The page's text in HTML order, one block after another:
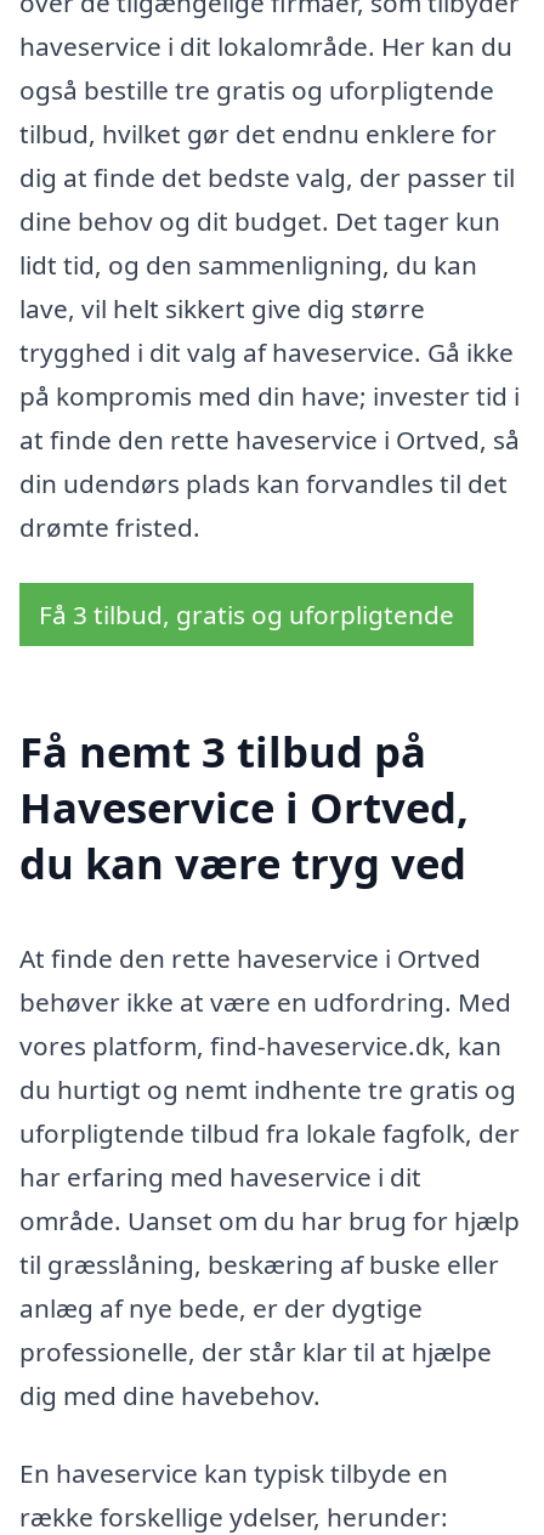
haveservice i dit lokalområde. Her kan du
også bestille tre gratis og uforpligtende
tilbud, hvilket gør det endnu enklere for
dig at finde det bedste valg, der passer til
dine behov og dit budget. Det tager kun
lidt tid, og den sammenligning, du kan
lave, vil helt sikkert give dig større
trygghed i dit valg af haveservice. Gå ikke
på kompromis med din have; invester tid i
at finde den rette haveservice i Ortved, så
din udendørs plads kan forvandles til det
drømte fristed.
Få 3 tilbud, gratis og uforpligtende
Få nemt 3 tilbud på
Haveservice i Ortved,
du kan være tryg ved
At finde den rette haveservice i Ortved
behøver ikke at være en udfordring. Med
vores platform, find-haveservice.dk, kan
du hurtigt og nemt indhente tre gratis og
uforpligtende tilbud fra lokale fagfolk, der
har erfaring med haveservice i dit
område. Uanset om du har brug for hjælp
til græsslåning, beskæring af buske eller
anlæg af nye bede, er der dygtige
professionelle, der står klar til at hjælpe
dig med dine havebehov.
En haveservice kan typisk tilbyde en
række forskellige ydelser, herunder: